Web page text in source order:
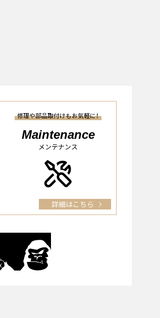
修理や部品取付けもお気軽に！
Maintenance
メンテナンス
詳細はこちら